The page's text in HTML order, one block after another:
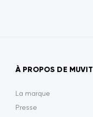
À PROPOS DE MUVIT
La marque
Presse